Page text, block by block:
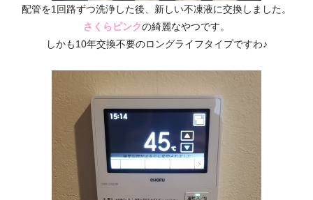
配管を1回路ずつ洗浄した後、新しい不凍液に交換しました。
さくらピンクの綺麗なやつです。
しかも10年交換不要のロングライフタイプですわ♪